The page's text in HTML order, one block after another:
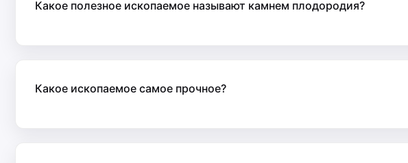
Какое полезное ископаемое называют камнем плодородия?
Какое ископаемое самое прочное?